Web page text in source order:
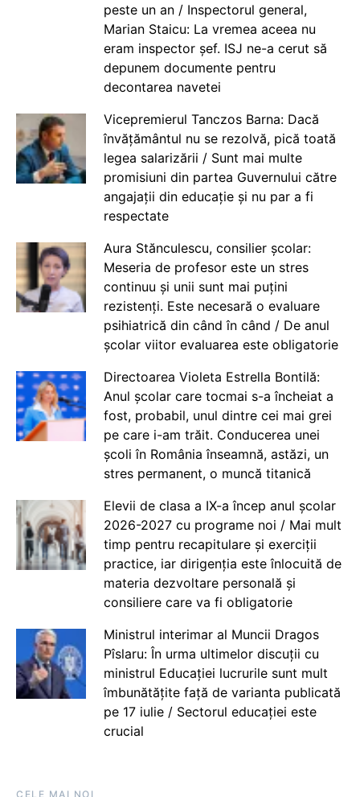
peste un an / Inspectorul general,
Marian Staicu: La vremea aceea nu
eram inspector șef. ISJ ne-a cerut să
depunem documente pentru
decontarea navetei
Vicepremierul Tanczos Barna: Dacă
învățământul nu se rezolvă, pică toată
legea salarizării / Sunt mai multe
promisiuni din partea Guvernului către
angajații din educație și nu par a fi
respectate
Aura Stănculescu, consilier școlar:
Meseria de profesor este un stres
continuu și unii sunt mai puțini
rezistenți. Este necesară o evaluare
psihiatrică din când în când / De anul
școlar viitor evaluarea este obligatorie
Directoarea Violeta Estrella Bontilă:
Anul școlar care tocmai s-a încheiat a
fost, probabil, unul dintre cei mai grei
pe care i-am trăit. Conducerea unei
școli în România înseamnă, astăzi, un
stres permanent, o muncă titanică
Elevii de clasa a IX-a încep anul școlar
2026-2027 cu programe noi / Mai mult
timp pentru recapitulare și exerciții
practice, iar dirigenția este înlocuită de
materia dezvoltare personală și
consiliere care va fi obligatorie
Ministrul interimar al Muncii Dragos
Pîslaru: În urma ultimelor discuții cu
ministrul Educației lucrurile sunt mult
îmbunătățite față de varianta publicată
pe 17 iulie / Sectorul educației este
crucial
CELE MAI NOI